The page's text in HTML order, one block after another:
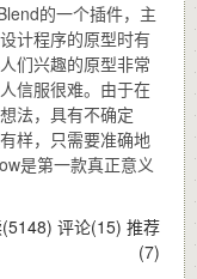
的一个插件，主
计程序的原型时有
们兴趣的原型非常
信服很难。由于在
法，具有不确定
样，只需要准确地
是第一款真正意义
评论(15) 推荐
(7)